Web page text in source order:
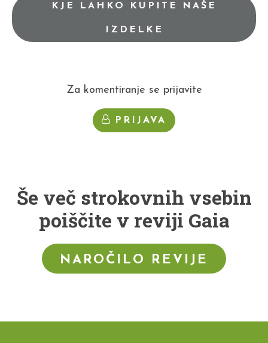
KJE LAHKO KUPITE NAŠE
IZDELKE
Za komentiranje se prijavite
PRIJAVA
Še več strokovnih vsebin
poiščite v reviji Gaia
NAROČILO REVIJE